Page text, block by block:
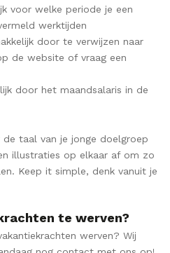
voor welke periode je een
werktijden
door te verwijzen naar
de website of vraag een
door het maandsalaris in de
taal van je jonge doelgroep
illustraties op elkaar af om zo
Keep it simple, denk vanuit je
te werven?
werven? Wij